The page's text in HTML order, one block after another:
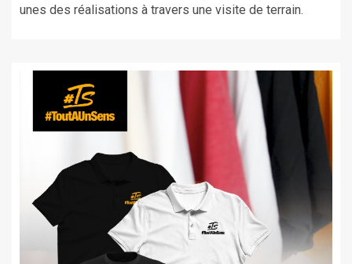
unes des réalisations à travers une visite de terrain.